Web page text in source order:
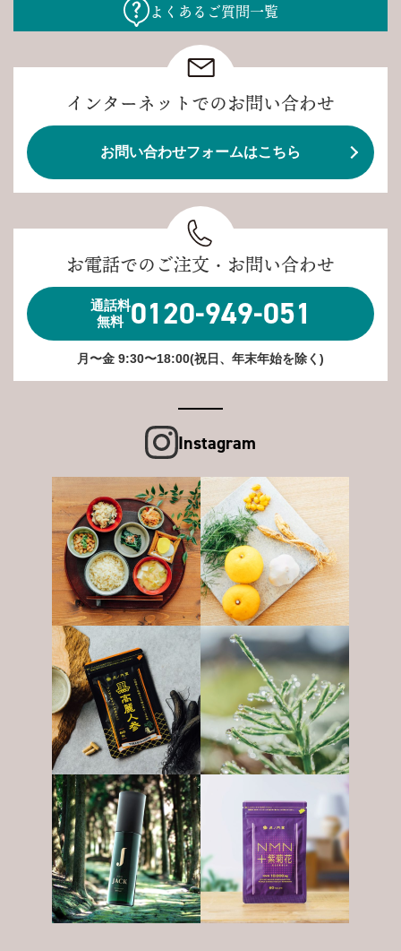
よくあるご質問一覧
インターネットでのお問い合わせ
お問い合わせフォームはこちら
お電話でのご注文・お問い合わせ
通話料
無料 0120-949-051
月〜金 9:30〜18:00(祝日、年末年始を除く)
Instagram